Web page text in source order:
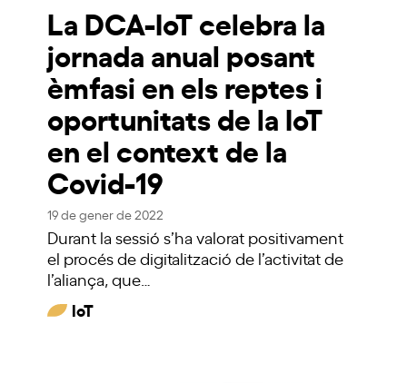
La DCA-IoT celebra la
jornada anual posant
èmfasi en els reptes i
oportunitats de la IoT
en el context de la
Covid-19
19 de gener de 2022
Durant la sessió s’ha valorat positivament
el procés de digitalització de l’activitat de
l’aliança, que…
IoT